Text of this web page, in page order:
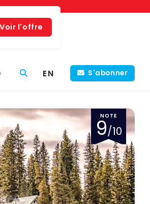
Voir l'offre
EN S'abonner
NOTE
9/10